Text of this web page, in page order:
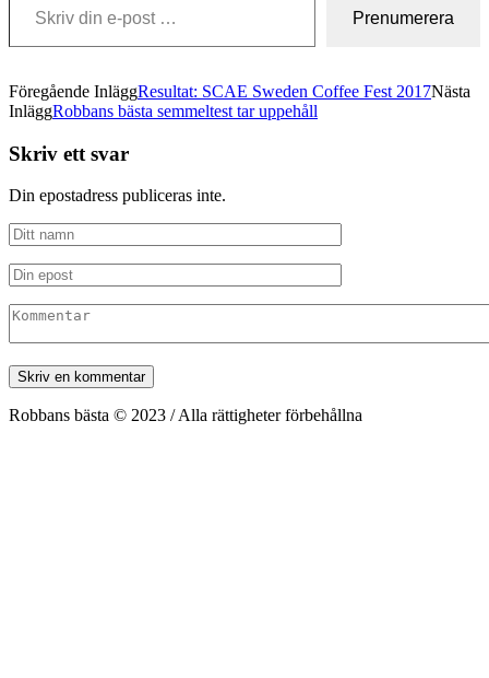
Prenumerera
Föregående InläggResultat: SCAE Sweden Coffee Fest 2017Nästa
InläggRobbans bästa semmeltest tar uppehåll
Skriv ett svar
Din epostadress publiceras inte.
Robbans bästa © 2023 / Alla rättigheter förbehållna